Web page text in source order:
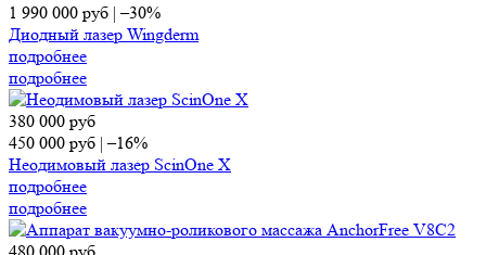
1 990 000 руб |–30%
Диодный лазер Wingderm
подробнее
подробнее
380 000 руб
450 000 руб |–16%
Неодимовый лазер ScinOne X
подробнее
подробнее